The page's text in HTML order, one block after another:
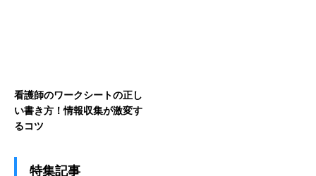
看護師のワークシートの正し
い書き方！情報収集が激変す
るコツ
特集記事